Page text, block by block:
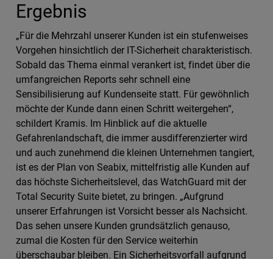
Ergebnis
„Für die Mehrzahl unserer Kunden ist ein stufenweises
Vorgehen hinsichtlich der IT-Sicherheit charakteristisch.
Sobald das Thema einmal verankert ist, findet über die
umfangreichen Reports sehr schnell eine
Sensibilisierung auf Kundenseite statt. Für gewöhnlich
möchte der Kunde dann einen Schritt weitergehen“,
schildert Kramis. Im Hinblick auf die aktuelle
Gefahrenlandschaft, die immer ausdifferenzierter wird
und auch zunehmend die kleinen Unternehmen tangiert,
ist es der Plan von Seabix, mittelfristig alle Kunden auf
das höchste Sicherheitslevel, das WatchGuard mit der
Total Security Suite bietet, zu bringen. „Aufgrund
unserer Erfahrungen ist Vorsicht besser als Nachsicht.
Das sehen unsere Kunden grundsätzlich genauso,
zumal die Kosten für den Service weiterhin
überschaubar bleiben. Ein Sicherheitsvorfall aufgrund